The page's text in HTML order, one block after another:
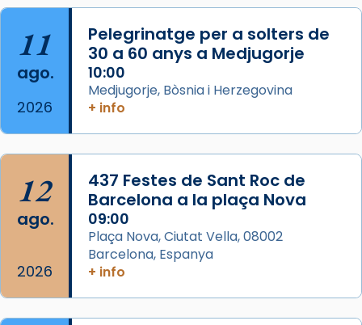
Foto
View on Facebook · Share
Arquebisbat de Barcelona
2 weeks ago
Acompanyant la història de sant Cugat, a
partir de l’Edat Mitjana sorgeix la tradició
que les santes Juliana (“relatiu a Júlia”) i
Semproniana (“relatiu a Semprònia =
eterna”) són deixebles seves. I l’any 1667, el
frare Joan Gaspar Roig, afirma en una obra
que les santes són filles de l’antiga Iluro.
Mataró en reivindicarà les relíq
11
ago.
2026
Pelegrinatge per a solters de
30 a 60 anys a Medjugorje
10:00
Medjugorje, Bòsnia i Herzegovina
+ info
12
ago.
2026
437 Festes de Sant Roc de
Barcelona a la plaça Nova
09:00
Plaça Nova, Ciutat Vella, 08002
Barcelona, Espanya
+ info